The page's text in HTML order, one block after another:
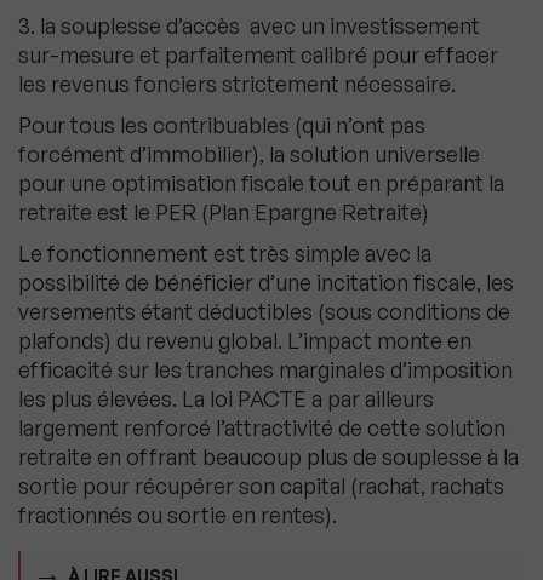
3. la souplesse d’accès avec un investissement
sur-mesure et parfaitement calibré pour effacer
les revenus fonciers strictement nécessaire.
Pour tous les contribuables (qui n’ont pas
forcément d’immobilier), la solution universelle
pour une optimisation fiscale tout en préparant la
retraite est le PER (Plan Epargne Retraite)
Le fonctionnement est très simple avec la
possibilité de bénéficier d’une incitation fiscale, les
versements étant déductibles (sous conditions de
plafonds) du revenu global. L’impact monte en
efficacité sur les tranches marginales d’imposition
les plus élevées. La loi PACTE a par ailleurs
largement renforcé l’attractivité de cette solution
retraite en offrant beaucoup plus de souplesse à la
sortie pour récupérer son capital (rachat, rachats
fractionnés ou sortie en rentes).